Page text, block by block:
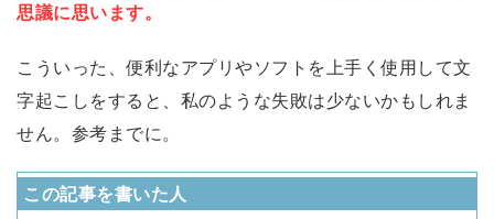
思議に思います。
こういった、便利なアプリやソフトを上手く使用して文
字起こしをすると、私のような失敗は少ないかもしれま
せん。参考までに。
この記事を書いた人